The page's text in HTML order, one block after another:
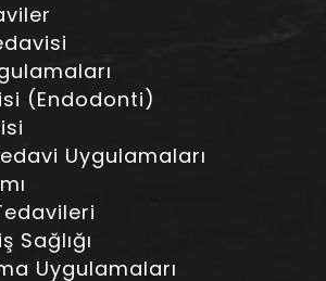
(Endodonti)
Uygulamaları
Sağlığı
Uygulamaları